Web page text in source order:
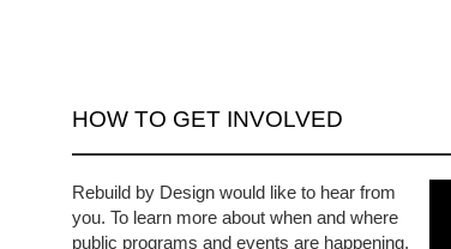
HOW TO GET INVOLVED
Rebuild by Design would like to hear from
you. To learn more about when and where
public programs and events are happening,